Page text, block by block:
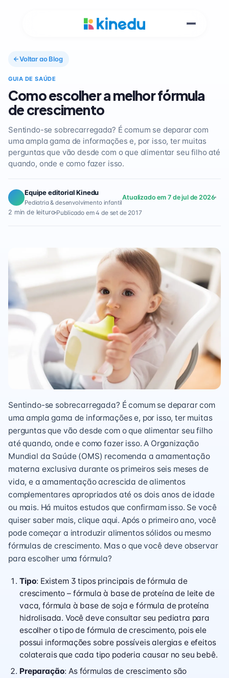
Voltar ao Blog
GUIA DE SAÚDE
Como escolher a melhor fórmula
de crescimento
Sentindo-se sobrecarregada? É comum se deparar com
uma ampla gama de informações e, por isso, ter muitas
perguntas que vão desde com o que alimentar seu filho até
quando, onde e como fazer isso.
Equipe editorial Kinedu
Pediatria & desenvolvimento infantil
Atualizado em 7 de jul de 2026
2 min de leitura Publicado em 4 de set de 2017
Sentindo-se sobrecarregada? É comum se deparar com
uma ampla gama de informações e, por isso, ter muitas
perguntas que vão desde com o que alimentar seu filho
até quando, onde e como fazer isso. A Organização
Mundial da Saúde (OMS) recomenda a amamentação
materna exclusiva durante os primeiros seis meses de
vida, e a amamentação acrescida de alimentos
complementares apropriados até os dois anos de idade
ou mais. Há muitos estudos que confirmam isso. Se você
quiser saber mais, clique aqui. Após o primeiro ano, você
pode começar a introduzir alimentos sólidos ou mesmo
fórmulas de crescimento. Mas o que você deve observar
para escolher uma fórmula?
Tipo: Existem 3 tipos principais de fórmula de
crescimento – fórmula à base de proteína de leite de
vaca, fórmula à base de soja e fórmula de proteína
hidrolisada. Você deve consultar seu pediatra para
escolher o tipo de fórmula de crescimento, pois ele
possui informações sobre possíveis alergias e efeitos
colaterais que cada tipo poderia causar no seu bebê.
Preparação: As fórmulas de crescimento são